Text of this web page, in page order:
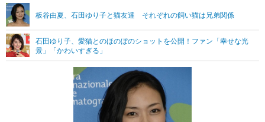
グラビア ブログ
ショッピング その他
プッシュ通知の停止方法
板谷由夏、石田ゆり子と猫友達 それぞれの飼い猫は兄弟関係
石田ゆり子、愛猫とのほのぼのショットを公開！ファン「幸せな光
景」「かわいすぎる」